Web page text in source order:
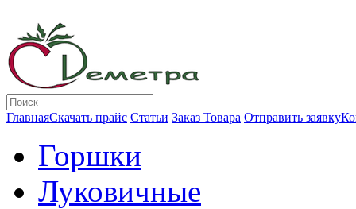
ГлавнаяСкачать прайс Статьи Заказ Товара Отправить заявку
Горшки
Луковичные